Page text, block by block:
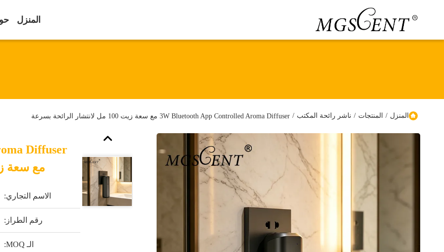
المنزل
المنزل / المنتجات / ناشر رائحة المكتب / 3W Bluetooth App Controlled Aroma Diffuser مع سعة زيت 100 مل لانتشار الرائحة بسرعة
Diffuser
مع سعة زيت 100 مل لانتشار
الاسم التجاري:
رقم الطراز:
الـ MOQ: